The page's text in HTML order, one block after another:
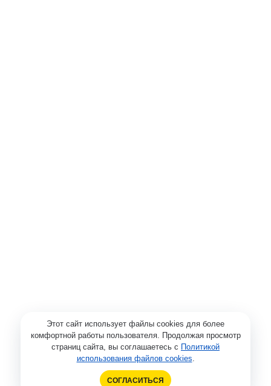
Этот сайт использует файлы cookies для более
комфортной работы пользователя. Продолжая просмотр
страниц сайта, вы соглашаетесь с Политикой
использования файлов cookies.
СОГЛАСИТЬСЯ